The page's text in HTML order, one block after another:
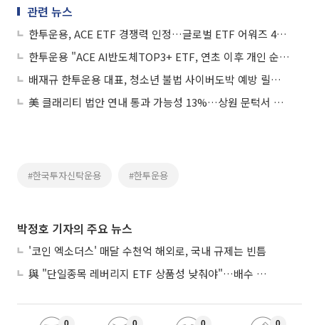
관련 뉴스
한투운용, ACE ETF 경쟁력 인정…글로벌 ETF 어워즈 4개 부문 수상
한투운용 "ACE AI반도체TOP3+ ETF, 연초 이후 개인 순매수 1000억원 돌파"
배재규 한투운용 대표, 청소년 불법 사이버도박 예방 릴레이 참여
美 클래리티 법안 연내 통과 가능성 13%…상원 문턱서 제동
#한국투자신탁운용 #한투운용
박정호 기자의 주요 뉴스
'코인 엑소더스' 매달 수천억 해외로, 국내 규제는 빈틈
與 "단일종목 레버리지 ETF 상품성 낮춰야"…배수 조정안도 거론